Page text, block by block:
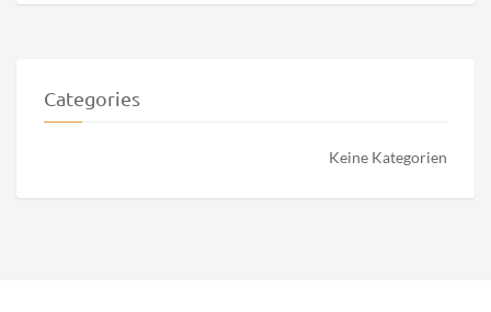
Categories
Keine Kategorien